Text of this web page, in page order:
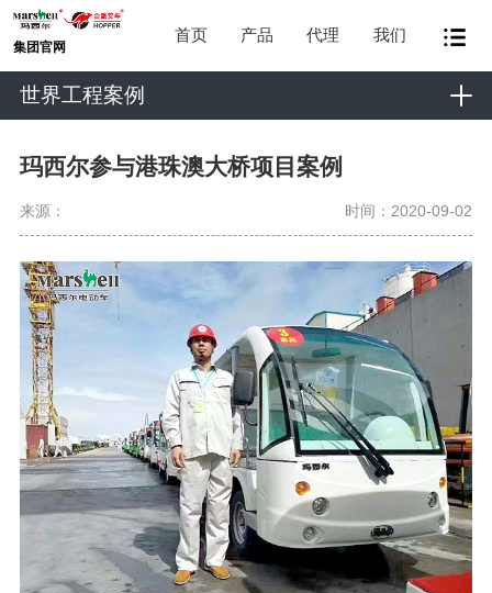
集团官网
首页 产品 代理 我们
世界工程案例
玛西尔参与港珠澳大桥项目案例
来源： 时间：2020-09-02